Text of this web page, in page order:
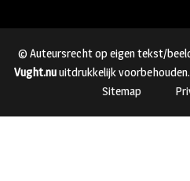
© Auteursrecht op eigen tekst/
Vught.nuuitdrukkelijk voorbehouden.
Sitemap